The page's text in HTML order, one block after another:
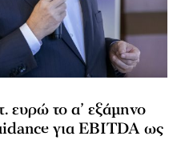
ευρώ το α’ εξάμηνο
για EBITDA ως